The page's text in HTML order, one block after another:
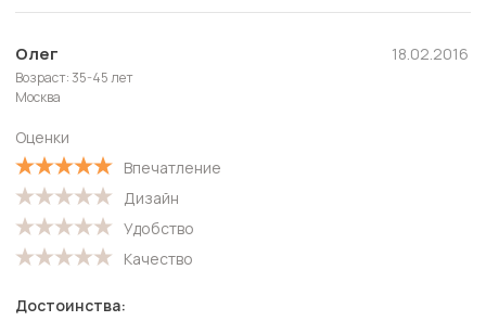
Олег
Возраст: 35-45 лет
Москва
Оценки
Впечатление
Дизайн
Удобство
Качество
18.02.2016
Достоинства: